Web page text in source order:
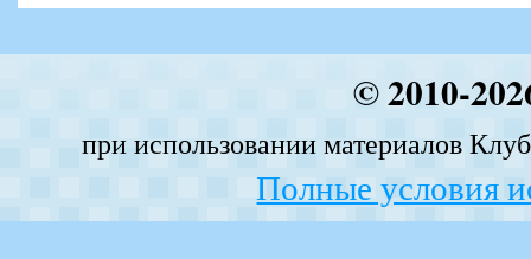
© 2010-
при использовании материалов
Полные условия